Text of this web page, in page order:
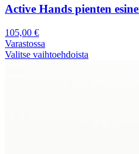
Active Hands pienten
105,00 €
Varastossa
Valitse vaihtoehdoista